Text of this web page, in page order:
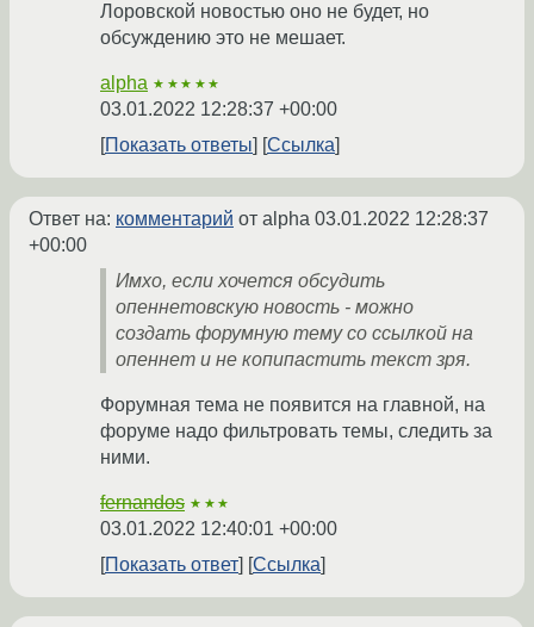
Лоровской новостью оно не будет, но
обсуждению это не мешает.
alpha ★★★★★
03.01.2022 12:28:37 +00:00
Показать ответы
Ссылка
Ответ на: комментарий от alpha 03.01.2022 12:28:37
+00:00
Имхо, если хочется обсудить
опеннетовскую новость - можно
создать форумную тему со ссылкой на
опеннет и не копипастить текст зря.
Форумная тема не появится на главной, на
форуме надо фильтровать темы, следить за
ними.
fernandos ★★★
03.01.2022 12:40:01 +00:00
Показать ответ
Ссылка